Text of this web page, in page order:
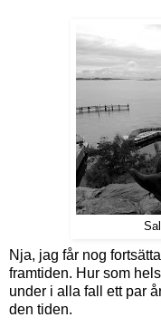
Nja, jag får nog
framtiden. Hur som
under i alla fall ett par
den tiden.